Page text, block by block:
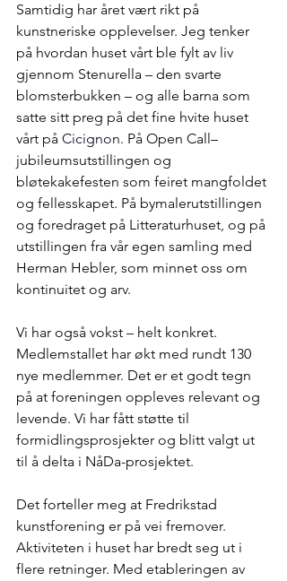
Samtidig har året vært rikt på
kunstneriske opplevelser. Jeg tenker
på hvordan huset vårt ble fylt av liv
gjennom Stenurella – den svarte
blomsterbukken – og alle barna som
satte sitt preg på det fine hvite huset
vårt på Cicignon. På Open Call–
jubileumsutstillingen og
bløtekakefesten som feiret mangfoldet
og fellesskapet. På bymalerutstillingen
og foredraget på Litteraturhuset, og på
utstillingen fra vår egen samling med
Herman Hebler, som minnet oss om
kontinuitet og arv.
Vi har også vokst – helt konkret.
Medlemstallet har økt med rundt 130
nye medlemmer. Det er et godt tegn
på at foreningen oppleves relevant og
levende. Vi har fått støtte til
formidlingsprosjekter og blitt valgt ut
til å delta i NåDa-prosjektet.
Det forteller meg at Fredrikstad
kunstforening er på vei fremover.
Aktiviteten i huset har bredt seg ut i
flere retninger. Med etableringen av